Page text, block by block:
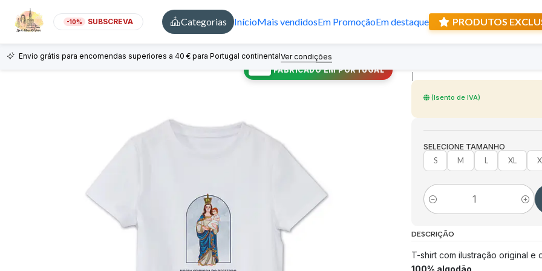
-10% SUBSCREVA Categorias InícioMais vendidosEm PromoçãoEm destaque PRODUTOS
Envio grátis para encomendas superiores a 40 € para Portugal continentalVer condições Recebe
FABRICADO EM PORTUGAL T-shirt de
(Isento de IVA)
SELECIONE TAMANHO
S
M L XL
Quantidade
DESCRIÇÃO
T-shirt com ilustração original e
100% algodão.